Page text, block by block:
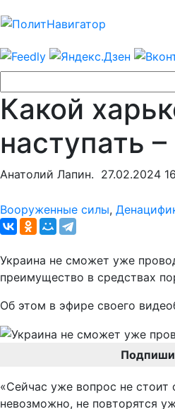
Какой
наступать
Анатолий Лапин. 27.02.2024
Вооруженные силы,
Украина не сможет уже
преимущество в средствах
Об этом в эфире своего
«Сейчас уже вопрос не стоит
невозможно, не повторятся